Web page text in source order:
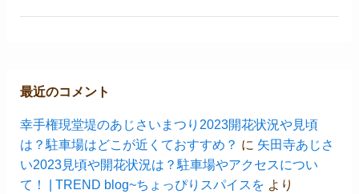
最近のコメント
幸手権現堂堤のあじさいまつり2023開花状況や見頃
は？駐車場はどこが近くておすすめ？ に 矢田寺あじさ
い2023見頃や開花状況は？駐車場やアクセスについ
て！ | TREND blog~ちょっぴりスパイスを より